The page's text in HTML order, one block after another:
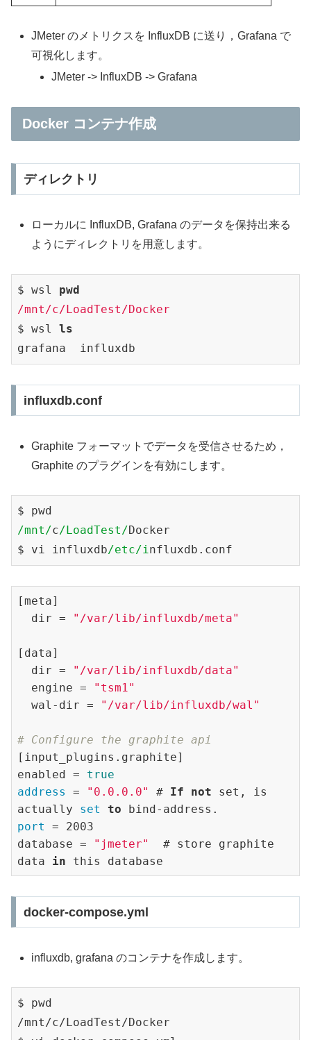
JMeter のメトリクスを InfluxDB に送り，Grafana で
可視化します。
JMeter -> InfluxDB -> Grafana
Docker コンテナ作成
ディレクトリ
ローカルに InfluxDB, Grafana のデータを保持出来る
ようにディレクトリを用意します。
$ wsl pwd
/mnt/c/LoadTest/Docker
$ wsl ls
influxdb.conf
Graphite フォーマットでデータを受信させるため，
Graphite のプラグインを有効にします。
/mnt/c/LoadTest/Docker
$ vi influxdb/etc/i
[meta]
  dir =
"/var/lib/influxdb/meta"
[data]
  dir =
"/var/lib/influxdb/data"
  engine =
"tsm1"
  wal-dir =
"/var/lib/influxdb/wal"
# Configure the graphite api
[input_plugins.graphite]
enabled = true
address = "0.0.0.0" # If not set, is
actually set to bind-address.
port = 2003
database =
"jmeter"
  # store graphite
data in this database
docker-compose.yml
influxdb, grafana のコンテナを作成します。
$ pwd
/mnt/c/LoadTest/Docker